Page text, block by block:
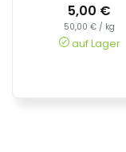
5,00 €
50,00 € / kg
auf Lager